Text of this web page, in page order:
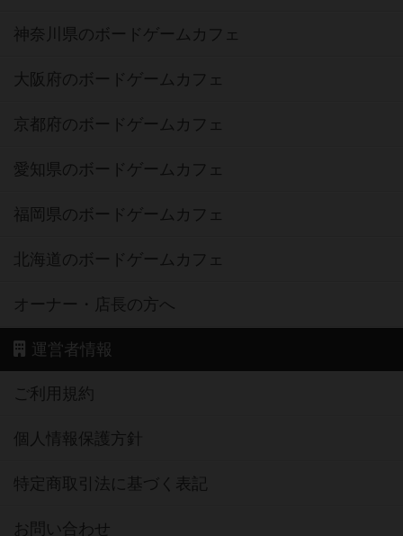
神奈川県のボードゲームカフェ
大阪府のボードゲームカフェ
京都府のボードゲームカフェ
愛知県のボードゲームカフェ
福岡県のボードゲームカフェ
北海道のボードゲームカフェ
オーナー・店長の方へ
運営者情報
ご利用規約
個人情報保護方針
特定商取引法に基づく表記
お問い合わせ